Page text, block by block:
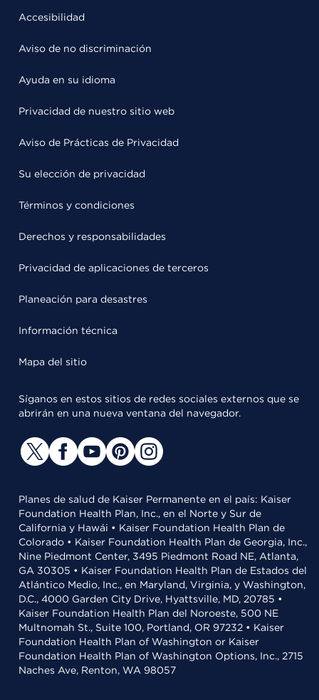
Accesibilidad
Aviso de no discriminación
Ayuda en su idioma
Privacidad de nuestro sitio web
Aviso de Prácticas de Privacidad
Su elección de privacidad
Términos y condiciones
Derechos y responsabilidades
Privacidad de aplicaciones de terceros
Planeación para desastres
Información técnica
Mapa del sitio
Síganos en estos sitios de redes sociales externos que se
abrirán en una nueva ventana del navegador.
Planes de salud de Kaiser Permanente en el país: Kaiser
Foundation Health Plan, Inc., en el Norte y Sur de
California y Hawái • Kaiser Foundation Health Plan de
Colorado • Kaiser Foundation Health Plan de Georgia, Inc.,
Nine Piedmont Center, 3495 Piedmont Road NE, Atlanta,
GA 30305 • Kaiser Foundation Health Plan de Estados del
Atlántico Medio, Inc., en Maryland, Virginia, y Washington,
D.C., 4000 Garden City Drive, Hyattsville, MD, 20785 •
Kaiser Foundation Health Plan del Noroeste, 500 NE
Multnomah St., Suite 100, Portland, OR 97232 • Kaiser
Foundation Health Plan of Washington or Kaiser
Foundation Health Plan of Washington Options, Inc., 2715
Naches Ave, Renton, WA 98057